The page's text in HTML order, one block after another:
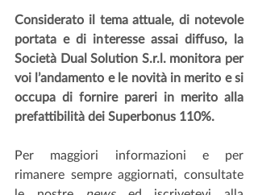
Considerato il tema attuale, di notevole
portata e di interesse assai diffuso, la
Società Dual Solution S.r.l. monitora per
voi l’andamento e le novità in merito e si
occupa di fornire pareri in merito alla
prefattibilità dei Superbonus 110%.
Per maggiori informazioni e per
rimanere sempre aggiornati, consultate